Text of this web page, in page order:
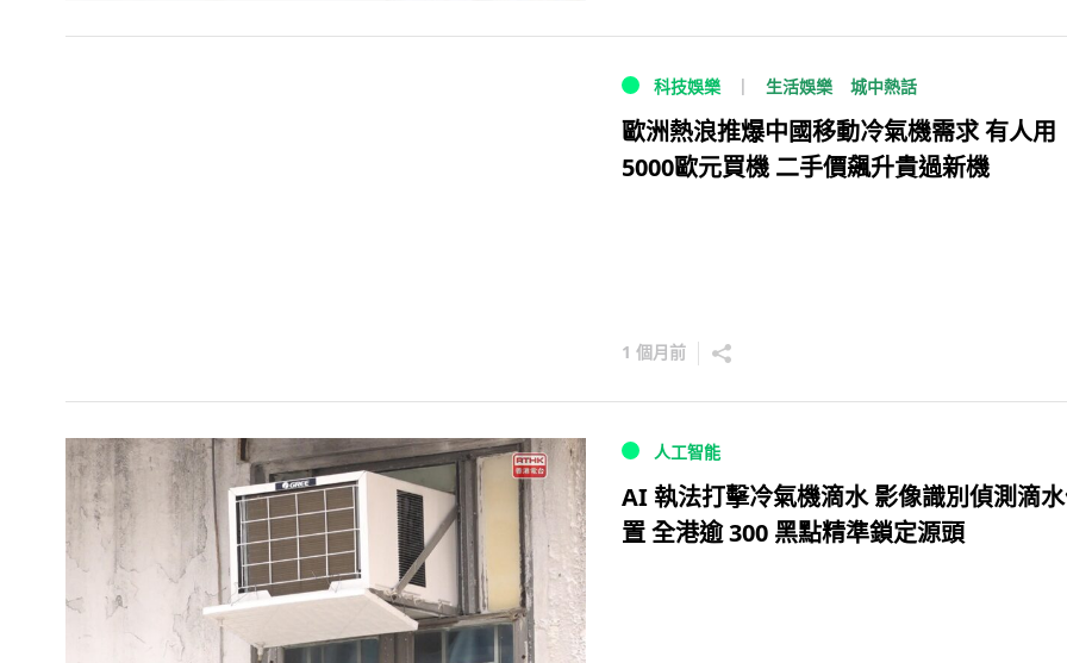
科技娛樂 生活娛樂 城中熱話
歐洲熱浪推爆中國移動冷氣機需求 有人用
5000歐元買機 二手價飆升貴過新機
1 個月前
人工智能
AI 執法打擊冷氣機滴水 影像識別偵測滴
置 全港逾 300 黑點精準鎖定源頭